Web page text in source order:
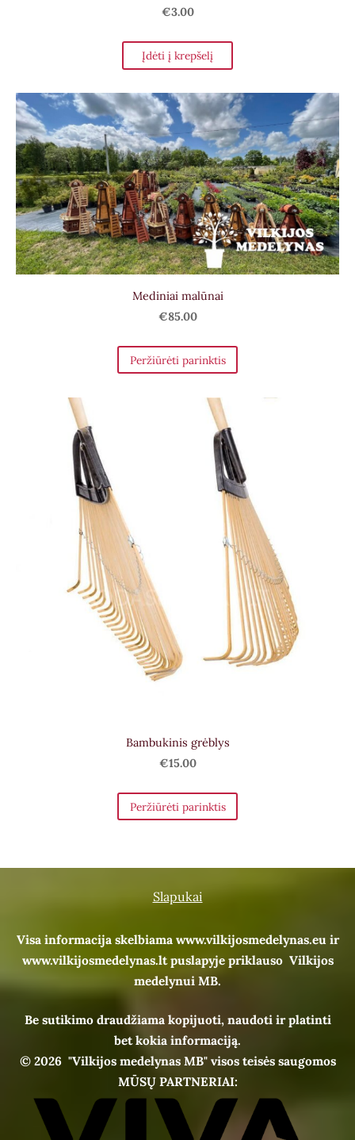
€3.00
Įdėti į krepšelį
Mediniai malūnai
€85.00
Peržiūrėti parinktis
Bambukinis grėblys
€15.00
Peržiūrėti parinktis
Slapukai
Visa informacija skelbiama www.vilkijosmedelynas.eu ir
www.vilkijosmedelynas.lt puslapyje priklauso Vilkijos
medelynui MB.
Be sutikimo draudžiama kopijuoti, naudoti ir platinti
bet kokia informaciją.
© 2026 "Vilkijos medelynas MB" visos teisės saugomos
MŪSŲ PARTNERIAI: